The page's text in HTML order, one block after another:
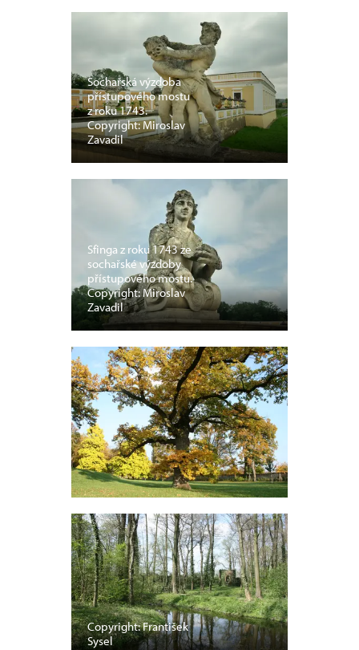
Sochařská výzdoba
přístupového mostu
z roku 1743.
Copyright: Miroslav
Zavadil
Sfinga z roku 1743 ze
sochařské výzdoby
přístupového mostu.
Copyright: Miroslav
Zavadil
Copyright: František
Sysel